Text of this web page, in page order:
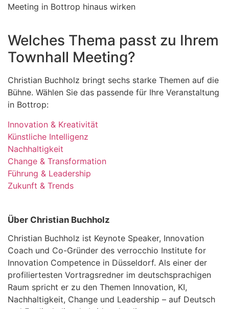
Meeting in Bottrop hinaus wirken
Welches Thema passt zu Ihrem
Townhall Meeting?
Christian Buchholz bringt sechs starke Themen auf die
Bühne. Wählen Sie das passende für Ihre Veranstaltung
in Bottrop:
Innovation & Kreativität
Künstliche Intelligenz
Nachhaltigkeit
Change & Transformation
Führung & Leadership
Zukunft & Trends
Über Christian Buchholz
Christian Buchholz ist Keynote Speaker, Innovation
Coach und Co-Gründer des verrocchio Institute for
Innovation Competence in Düsseldorf. Als einer der
profiliertesten Vortragsredner im deutschsprachigen
Raum spricht er zu den Themen Innovation, KI,
Nachhaltigkeit, Change und Leadership – auf Deutsch